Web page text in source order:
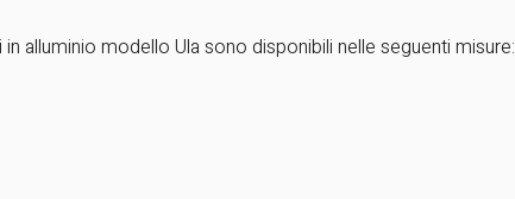
alluminio modello Ula sono disponibili nelle seguenti misure: